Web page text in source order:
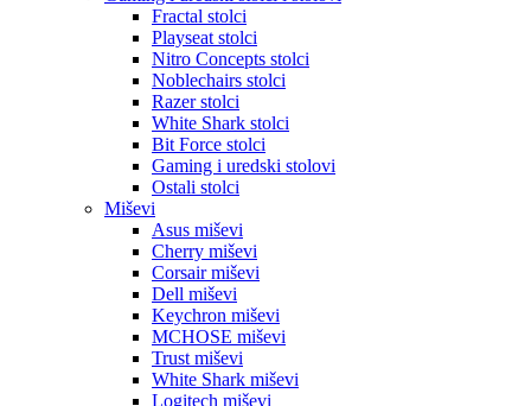
Fractal stolci
Playseat stolci
Nitro Concepts stolci
Noblechairs stolci
Razer stolci
White Shark stolci
Bit Force stolci
Gaming i uredski stolovi
Ostali stolci
Miševi
Asus miševi
Cherry miševi
Corsair miševi
Dell miševi
Keychron miševi
MCHOSE miševi
Trust miševi
White Shark miševi
Logitech miševi